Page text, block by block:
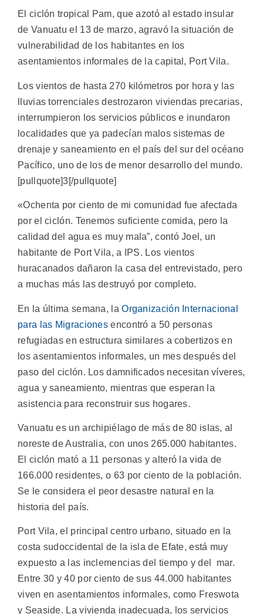
El ciclón tropical Pam, que azotó al estado insular
de Vanuatu el 13 de marzo, agravó la situación de
vulnerabilidad de los habitantes en los
asentamientos informales de la capital, Port Vila.
Los vientos de hasta 270 kilómetros por hora y las
lluvias torrenciales destrozaron viviendas precarias,
interrumpieron los servicios públicos e inundaron
localidades que ya padecían malos sistemas de
drenaje y saneamiento en el país del sur del océano
Pacífico, uno de los de menor desarrollo del mundo.
[pullquote]3[/pullquote]
«Ochenta por ciento de mi comunidad fue afectada
por el ciclón. Tenemos suficiente comida, pero la
calidad del agua es muy mala”, contó Joel, un
habitante de Port Vila, a IPS. Los vientos
huracanados dañaron la casa del entrevistado, pero
a muchas más las destruyó por completo.
En la última semana, la Organización Internacional
para las Migraciones encontró a 50 personas
refugiadas en estructura similares a cobertizos en
los asentamientos informales, un mes después del
paso del ciclón. Los damnificados necesitan víveres,
agua y saneamiento, mientras que esperan la
asistencia para reconstruir sus hogares.
Vanuatu es un archipiélago de más de 80 islas, al
noreste de Australia, con unos 265.000 habitantes.
El ciclón mató a 11 personas y alteró la vida de
166.000 residentes, o 63 por ciento de la población.
Se le considera el peor desastre natural en la
historia del país.
Port Vila, el principal centro urbano, situado en la
costa sudoccidental de la isla de Efate, está muy
expuesto a las inclemencias del tiempo y del mar.
Entre 30 y 40 por ciento de sus 44.000 habitantes
viven en asentamientos informales, como Freswota
y Seaside. La vivienda inadecuada, los servicios